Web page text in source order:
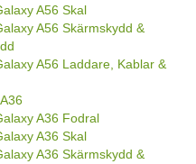
A56 Skal
A56 Skärmskydd &
A56 Laddare, Kablar &
A36 Fodral
A36 Skal
A36 Skärmskydd &